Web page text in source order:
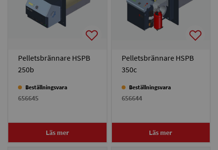
Pelletsbrännare HSPB
250b
Beställningsvara
656645
Läs mer
Pelletsbrännare HSPB
350c
Beställningsvara
656644
Läs mer